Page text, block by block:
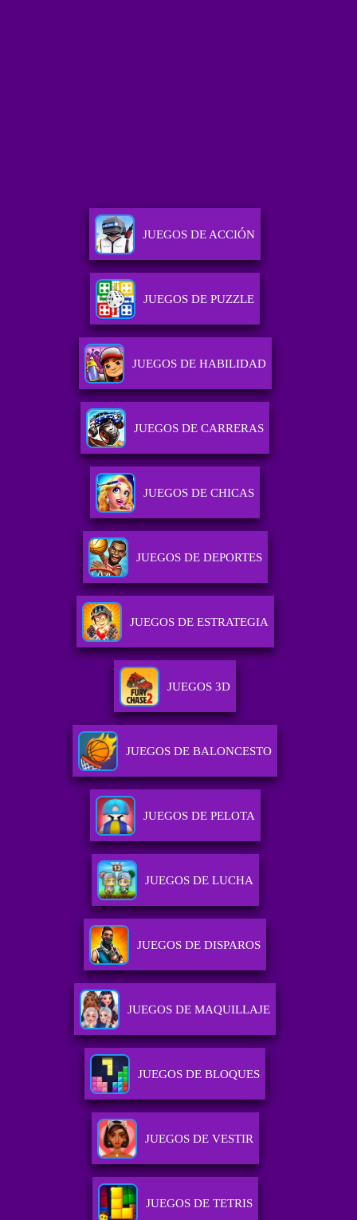
JUEGOS DE ACCIÓN
JUEGOS DE PUZZLE
JUEGOS DE HABILIDAD
JUEGOS DE CARRERAS
JUEGOS DE CHICAS
JUEGOS DE DEPORTES
JUEGOS DE ESTRATEGIA
JUEGOS 3D
JUEGOS DE BALONCESTO
JUEGOS DE PELOTA
JUEGOS DE LUCHA
JUEGOS DE DISPAROS
JUEGOS DE MAQUILLAJE
JUEGOS DE BLOQUES
JUEGOS DE VESTIR
JUEGOS DE TETRIS